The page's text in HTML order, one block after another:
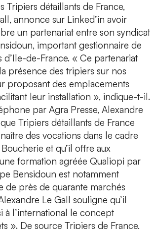
Tripiers détaillants de France,
annonce sur Linked’in avoir
un partenariat entre son syndicat
important gestionnaire de
d’Ile-de-France. « Ce partenariat
présence des tripiers sur nos
proposant des emplacements
leur installation », indique-t-il.
par Agra Presse, Alexandre
Tripiers détaillants de France
des vocations dans le cadre
et qu’il offre aux
formation agréée Qualiopi par
Bensidoun est notamment
de près de quarante marchés
Le Gall souligne qu’il
à l’international le concept
». De source Tripiers de France,